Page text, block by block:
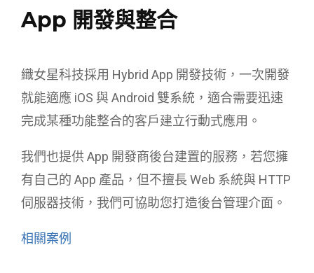
App 開發與整合
織女星科技採用 Hybrid App 開發技術，一次開發
就能適應 iOS 與 Android 雙系統，適合需要迅速
完成某種功能整合的客戶建立行動式應用。
我們也提供 App 開發商後台建置的服務，若您擁
有自己的 App 產品，但不擅長 Web 系統與 HTTP
伺服器技術，我們可協助您打造後台管理介面。
相關案例